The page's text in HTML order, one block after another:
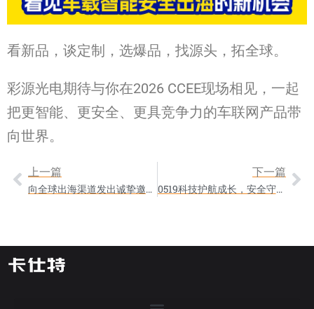
看新品，谈定制，选爆品，找源头，拓全球。
彩源光电期待与你在2026 CCEE现场相见，一起
把更智能、更安全、更具竞争力的车联网产品带
向世界。
上一篇
向全球出海渠道发出诚挚邀约：彩源光电携 A800、X16、X18 重磅亮相 2026 CCEE 雨果跨境选品大会
下一篇
0519科技护航成长，安全守护未来——卡仕特 A800 远程监控记录仪助力北京数百台校车智能升级圆满完成